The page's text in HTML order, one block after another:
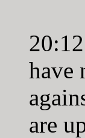
have
are